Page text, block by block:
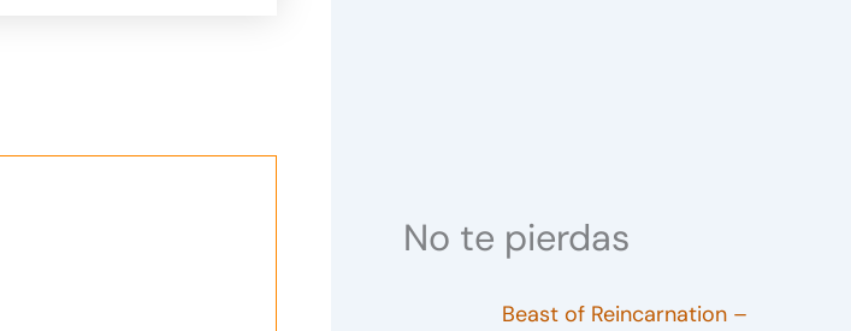
No te pierdas
Beast of Reincarnation –